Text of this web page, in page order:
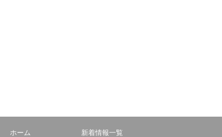
ホーム
新着情報一覧